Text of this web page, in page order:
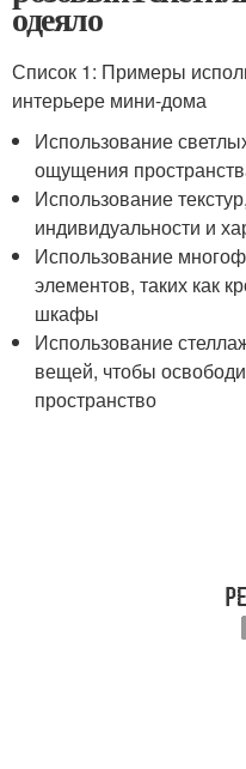
одеяло
Список 1: Примеры
интерьере мини-дома
Использование
ощущения
Использование
индивидуальности и
Использование
элементов, таких как
шкафы
Использование
вещей, чтобы
пространство